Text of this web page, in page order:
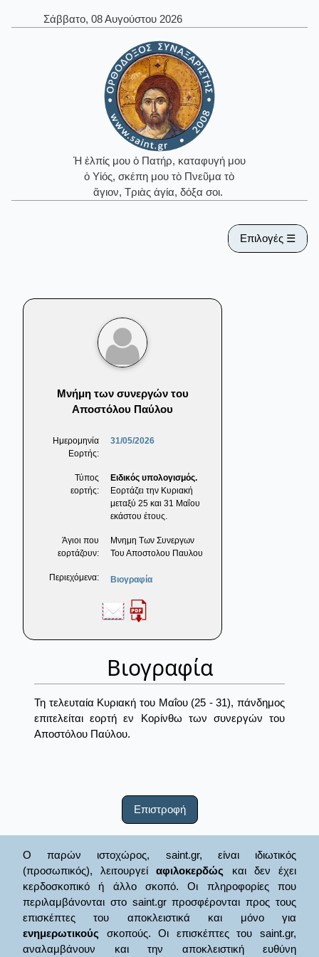
Σάββατο, 08 Αυγούστου 2026
Ἡ ἐλπίς μου ὁ Πατήρ, καταφυγή μου
ὁ Υἱός, σκέπη μου τὸ Πνεῦμα τὸ
ἅγιον, Τριὰς ἁγία, δόξα σοι.
Επιλογές ☰
Μνήμη των συνεργών του
Αποστόλου Παύλου
Ημερομηνία
Εορτής:
31/05/2026
Τύπος
εορτής:
Ειδικός υπολογισμός.
Εορτάζει την Κυριακή
μεταξύ 25 και 31 Μαΐου
εκάστου έτους.
Άγιοι που
εορτάζουν:
Μνημη Των Συνεργων
Του Αποστολου Παυλου
Περιεχόμενα: Βιογραφία
Βιογραφία
Τη τελευταία Κυριακή του Μαΐου (25 - 31), πάνδημος
επιτελείται εορτή εν Κορίνθω των συνεργών του
Αποστόλου Παύλου.
Επιστροφή
Ο παρών ιστοχώρος, saint.gr, είναι ιδιωτικός
(προσωπικός), λειτουργείαφιλοκερδώς και δεν έχει
κερδοσκοπικό ή άλλο σκοπό. Οι πληροφορίες που
περιλαμβάνονται στο saint.gr προσφέρονται προς τους
επισκέπτες του αποκλειστικά και μόνο για
ενημερωτικούς σκοπούς. Οι επισκέπτες του saint.gr,
αναλαμβάνουν και την αποκλειστική ευθύνη